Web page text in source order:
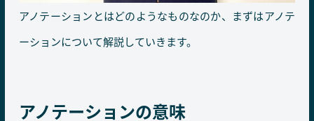
アノテーションとはどのようなものなのか、まずはアノテ
ーションについて解説していきます。
アノテーションの意味